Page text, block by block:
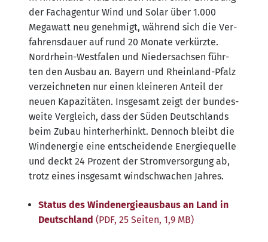
der Fach­agen­tur Wind und Solar über 1.000
Mega­watt neu geneh­migt, wäh­rend sich die Ver­
fah­rens­dau­er auf rund 20 Mona­te ver­kürz­te.
Nord­rhein-West­fa­len und Nie­der­sach­sen führ­
ten den Aus­bau an. Bay­ern und Rhein­land-Pfalz
ver­zeich­ne­ten nur einen klei­ne­ren Anteil der
neu­en Kapa­zi­tä­ten. Ins­ge­samt zeigt der bun­des­
wei­te Ver­gleich, dass der Süden Deutsch­lands
beim Zubau hin­ter­her­hinkt. Den­noch bleibt die
Wind­ener­gie eine ent­schei­den­de Ener­gie­quel­le
und deckt 24 Pro­zent der Strom­ver­sor­gung ab,
trotz eines ins­ge­samt wind­schwa­chen Jahres.
Sta­tus des Wind­ener­gie­aus­baus an Land in
Deutsch­land (PDF, 25 Sei­ten, 1,9 MB)